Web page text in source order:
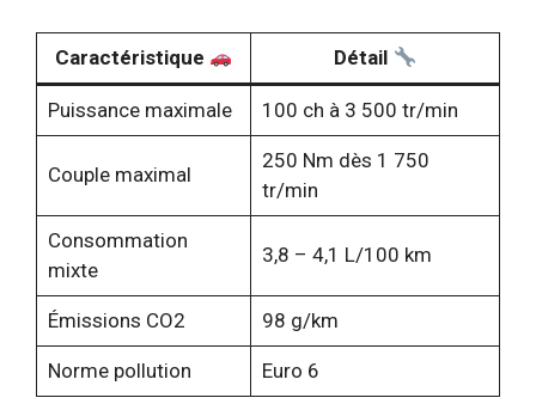
Caractéristique Détail
Puissance maximale 100 ch à 3 500 tr/min
Couple maximal
250 Nm dès 1 750
tr/min
Consommation
mixte
3,8 – 4,1 L/100 km
Émissions CO2 98 g/km
Norme pollution Euro 6